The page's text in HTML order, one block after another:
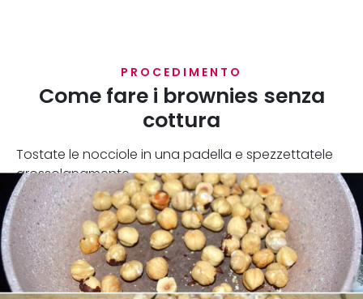
PROCEDIMENTO
Come fare i brownies senza
cottura
Tostate le nocciole in una padella e spezzettatele
grossolanamente.